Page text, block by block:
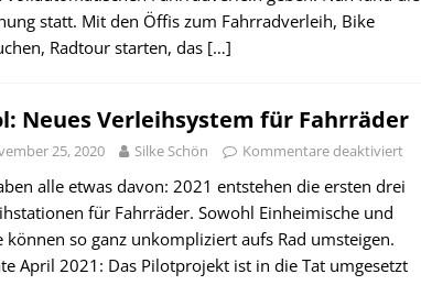
statt. Mit den Öffis zum Fahrradverleih, Bike
Radtour starten, das […]
Neues Verleihsystem für Fahrräder
25, 2020 Silke Schön Kommentare deaktiviert
alle etwas davon: 2021 entstehen die ersten drei
für Fahrräder. Sowohl Einheimische und
können so ganz unkompliziert aufs Rad umsteigen.
April 2021: Das Pilotprojekt ist in die Tat umgesetzt
Alpine Coaster - Imst - Tirol - Bilder
Mehr als 3,5 Kilometer Fahrspaß auf dem
Alpine Coaster in Imst! Hier kannst Du Dir
Bilder des Coasters ansehen.
Leogang
Bildgalerie